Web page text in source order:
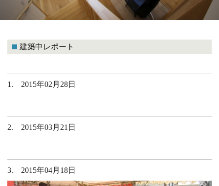
建築中レポート
1. 2015年02月28日
2. 2015年03月21日
3. 2015年04月18日